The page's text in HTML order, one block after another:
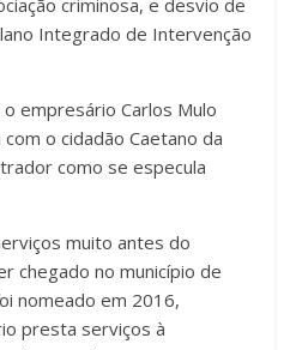
criminosa, e desvio de
Integrado de Intervenção
empresário Carlos Mulo
o cidadão Caetano da
como se especula
muito antes do
chegado no município de
nomeado em 2016,
presta serviços à